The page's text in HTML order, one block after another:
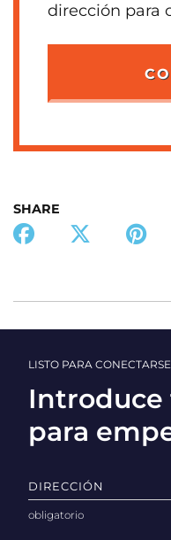
dirección para
SHARE
LISTO PARA CONECTARSE
Introduce
para
DIRECCIÓN